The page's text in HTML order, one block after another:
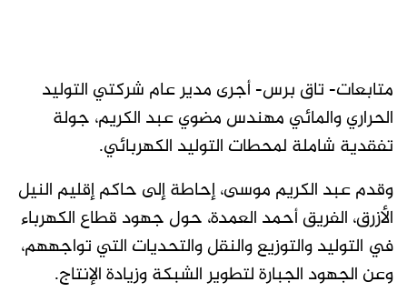
متابعات- تاق برس- أجرى مدير عام شركتي التوليد
الحراري والمائي مهندس مضوي عبد الكريم، جولة
تفقدية شاملة لمحطات التوليد الكهربائي.
وقدم عبد الكريم موسى، إحاطة إلى حاكم إقليم النيل
الأزرق، الفريق أحمد العمدة، حول جهود قطاع الكهرباء
في التوليد والتوزيع والنقل والتحديات التي تواجههم،
وعن الجهود الجبارة لتطوير الشبكة وزيادة الإنتاج.